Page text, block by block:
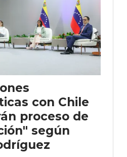
con Chile
proceso de
según